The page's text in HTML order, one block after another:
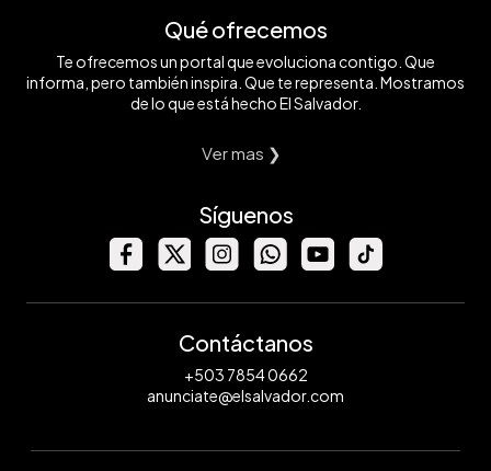
Qué ofrecemos
Te ofrecemos un portal que evoluciona contigo. Que
informa, pero también inspira. Que te representa. Mostramos
de lo que está hecho El Salvador.
Ver mas ❯
Síguenos
Contáctanos
+503 7854 0662
anunciate@elsalvador.com